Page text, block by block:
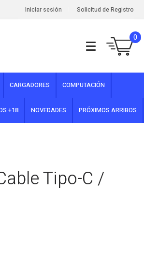
Iniciar sesión Solicitud de Registro
0
CARGADORES COMPUTACIÓN
+18 NOVEDADES PRÓXIMOS ARRIBOS
Tipo-C /